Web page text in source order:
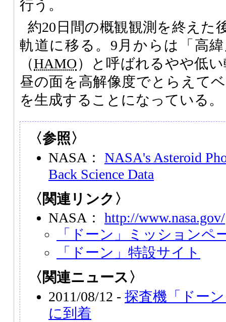
行う。
約20日間の概観観測を終えた
軌道に移る。9月からは「高
（HAMO）と呼ばれるやや低
昼の面を高解像度でとらえて
を生成することになっている。
〈参照〉
NASA： NASA's Asteroid
Back Science Data
〈関連リンク〉
NASA： http://www.nasa.gov/
「ドーン」ミッションペ
「ドーン」特設サイト
〈関連ニュース〉
2011/08/12 - 探査機「ドー
に到着